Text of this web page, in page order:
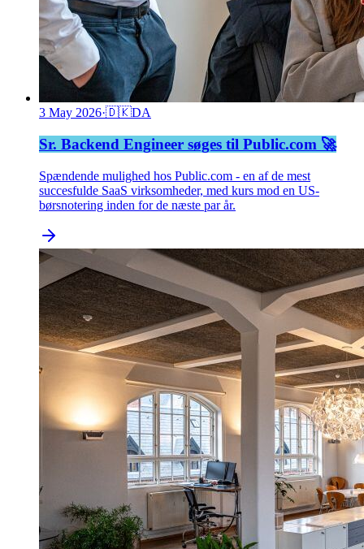
3 May 2026·🇩🇰DA
Sr. Backend Engineer søges til Public.com 🚀
Spændende mulighed hos Public.com - en af de mest
succesfulde SaaS virksomheder, med kurs mod en US-
børsnotering inden for de næste par år.